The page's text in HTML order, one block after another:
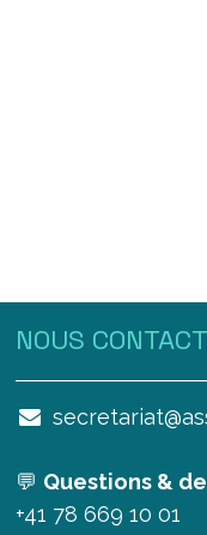
NOUS
💬 Questions &
+41 78 669 10 01